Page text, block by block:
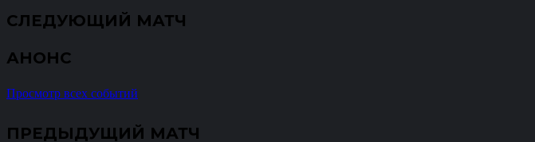
СЛЕДУЮЩИЙ МАТЧ
АНОНС
Просмотр всех событий
ПРЕДЫДУЩИЙ МАТЧ